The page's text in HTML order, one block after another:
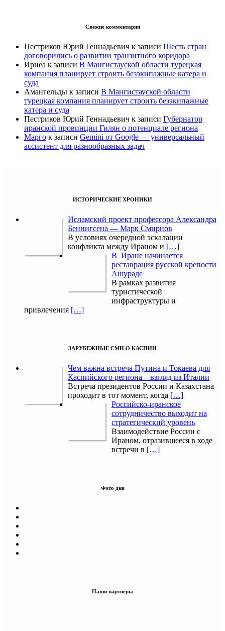
Свежие комментарии
Пестриков Юрий Геннадьевич к записи Шесть стран
договорились о развитии транзитного коридора
Ириеа к записи В Мангистауской области турецкая
компания планирует строить безэкипажные катера и
суда
Амангельды к записи В Мангистауской области
турецкая компания планирует строить безэкипажные
катера и суда
Пестриков Юрий Геннадьевич к записи Губернатор
иранской провинции Гилян о потенциале региона
Марго к записи Gemini от Google — универсальный
ассистент для разнообразных задач
ИСТОРИЧЕСКИЕ ХРОНИКИ
Исламский проект профессора Александра
Беннигсена — Марк Смирнов
В условиях очередной эскалации
конфликта между Ираном и […]
В Иране начинается
реставрация русской крепости
Ашураде
В рамках развития
туристической
инфраструктуры и
привлечения […]
ЗАРУБЕЖНЫЕ СМИ О КАСПИИ
Чем важна встреча Путина и Токаева для
Каспийского региона – взгляд из Италии
Встреча президентов России и Казахстана
проходит в тот момент, когда […]
Российско-иранское
сотрудничество выходит на
стратегический уровень
Взаимодействие России с
Ираном, отразившееся в ходе
встречи в […]
Фото дня
Наши партнеры